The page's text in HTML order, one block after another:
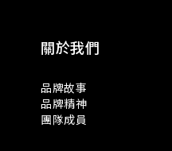
關於我們
品牌故事
品牌精神
團隊成員